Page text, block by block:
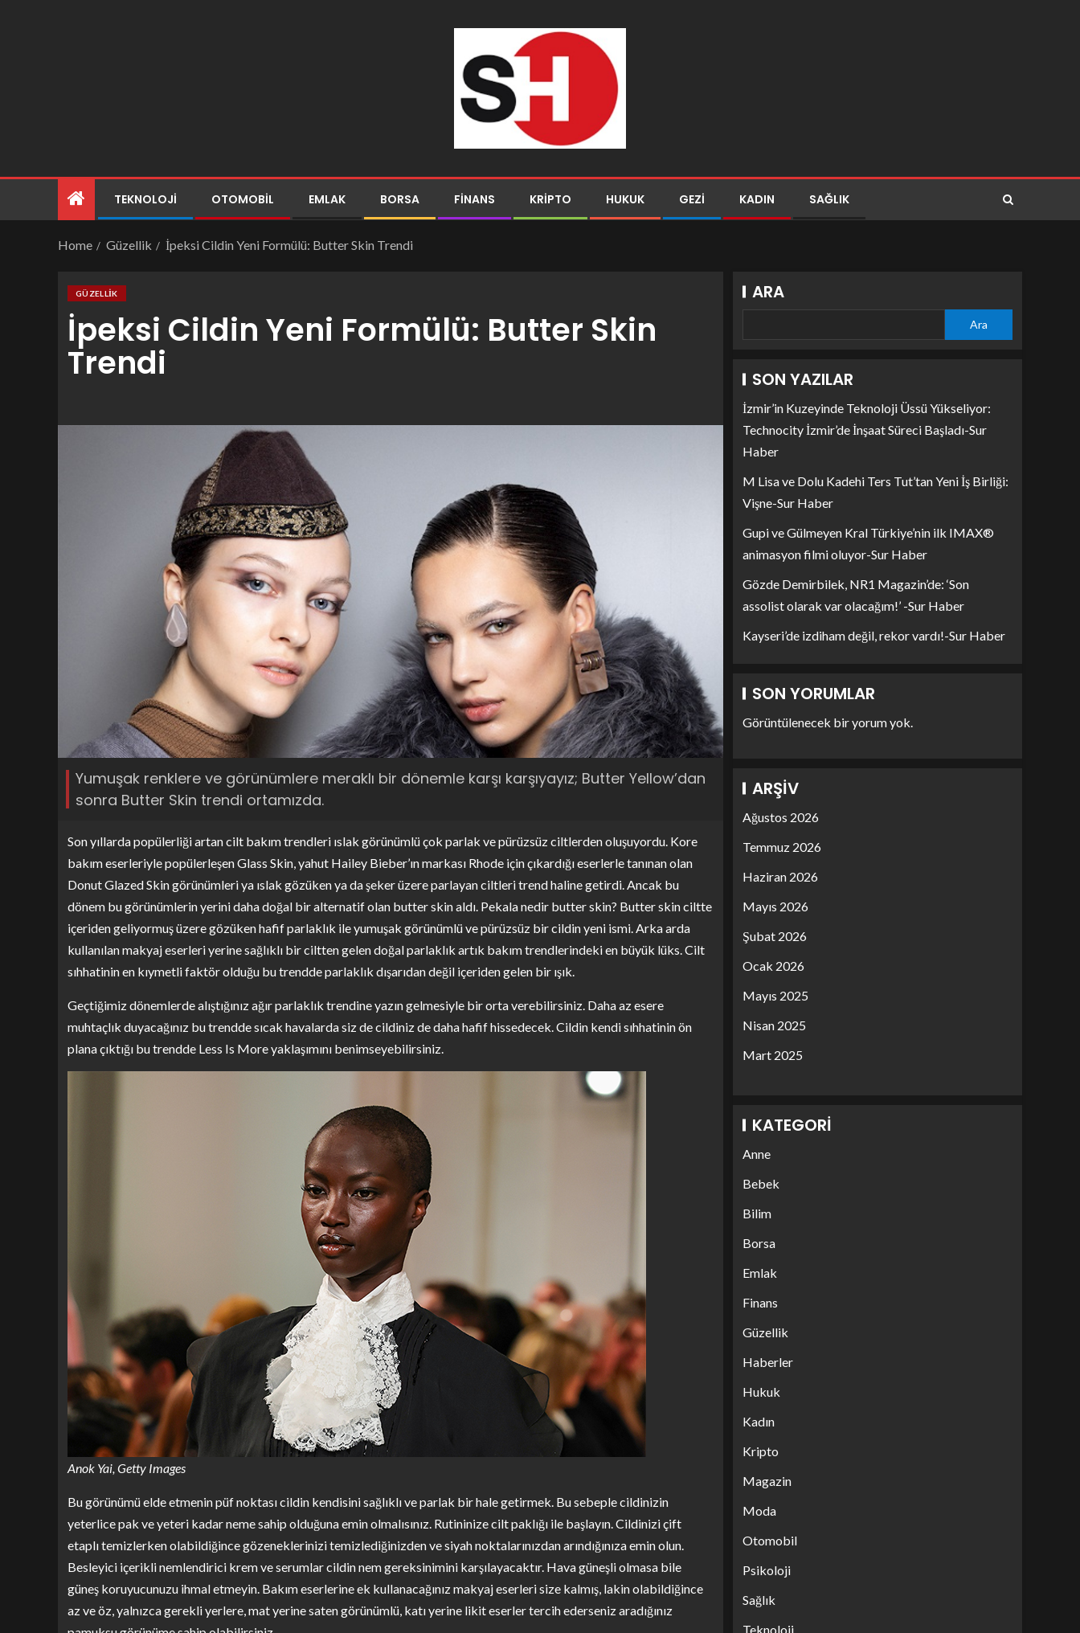
TEKNOLOJI OTOMOBIL EMLAK BORSA FINANS KRIPTO HUKUK GEZI KADIN SAĞLIK
Home Güzellik İpeksi Cildin Yeni Formülü: Butter Skin Trendi
GÜZELLIK
İpeksi Cildin Yeni Formülü: Butter Skin
Trendi
Yumuşak renklere ve görünümlere meraklı bir dönemle karşı karşıyayız; Butter Yellow’dan
sonra Butter Skin trendi ortamızda.
Son yıllarda popülerliği artan cilt bakım trendleri ıslak görünümlü çok parlak ve pürüzsüz ciltlerden oluşuyordu. Kore
bakım eserleriyle popülerleşen Glass Skin, yahut Hailey Bieber’ın markası Rhode için çıkardığı eserlerle tanınan olan
Donut Glazed Skin görünümleri ya ıslak gözüken ya da şeker üzere parlayan ciltleri trend haline getirdi. Ancak bu
dönem bu görünümlerin yerini daha doğal bir alternatif olan butter skin aldı. Pekala nedir butter skin? Butter skin ciltte
içeriden geliyormuş üzere gözüken hafif parlaklık ile yumuşak görünümlü ve pürüzsüz bir cildin yeni ismi. Arka arda
kullanılan makyaj eserleri yerine sağlıklı bir ciltten gelen doğal parlaklık artık bakım trendlerindeki en büyük lüks. Cilt
sıhhatinin en kıymetli faktör olduğu bu trendde parlaklık dışarıdan değil içeriden gelen bir ışık.
Geçtiğimiz dönemlerde alıştığınız ağır parlaklık trendine yazın gelmesiyle bir orta verebilirsiniz. Daha az esere
muhtaçlık duyacağınız bu trendde sıcak havalarda siz de cildiniz de daha hafif hissedecek. Cildin kendi sıhhatinin ön
plana çıktığı bu trendde Less Is More yaklaşımını benimseyebilirsiniz.
Anok Yai, Getty Images
Bu görünümü elde etmenin püf noktası cildin kendisini sağlıklı ve parlak bir hale getirmek. Bu sebeple cildinizin
yeterlice pak ve yeteri kadar neme sahip olduğuna emin olmalısınız. Rutininize cilt paklığı ile başlayın. Cildinizi çift
etaplı temizlerken olabildiğince gözeneklerinizi temizlediğinizden ve siyah noktalarınızdan arındığınıza emin olun.
Besleyici içerikli nemlendirici krem ve serumlar cildin nem gereksinimini karşılayacaktır. Hava güneşli olmasa bile
güneş koruyucunuzu ihmal etmeyin. Bakım eserlerine ek kullanacağınız makyaj eserleri size kalmış, lakin olabildiğince
az ve öz, yalnızca gerekli yerlere, mat yerine saten görünümlü, katı yerine likit eserler tercih ederseniz aradığınız
ARA
Ara
SON YAZILAR
İzmir’in Kuzeyinde Teknoloji Üssü Yükseliyor:
Technocity İzmir’de İnşaat Süreci Başladı-Sur
Haber
M Lisa ve Dolu Kadehi Ters Tut’tan Yeni İş Birliği:
Vişne-Sur Haber
Gupi ve Gülmeyen Kral Türkiye’nin ilk IMAX®
animasyon filmi oluyor-Sur Haber
Gözde Demirbilek, NR1 Magazin’de: ‘Son
assolist olarak var olacağım!’ -Sur Haber
Kayseri’de izdiham değil, rekor vardı!-Sur Haber
SON YORUMLAR
Görüntülenecek bir yorum yok.
ARŞIV
Ağustos 2026
Temmuz 2026
Haziran 2026
Mayıs 2026
Şubat 2026
Ocak 2026
Mayıs 2025
Nisan 2025
Mart 2025
KATEGORI
Anne
Bebek
Bilim
Borsa
Emlak
Finans
Güzellik
Haberler
Hukuk
Kadın
Kripto
Magazin
Moda
Otomobil
Psikoloji
Sağlık
Teknoloji